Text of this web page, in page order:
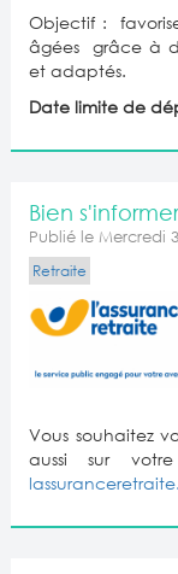
Objectif :
âgées grâce à
et adaptés.
Date limite de
Bien
Publié le Mercredi
Retraite
Vous souhaitez
aussi sur